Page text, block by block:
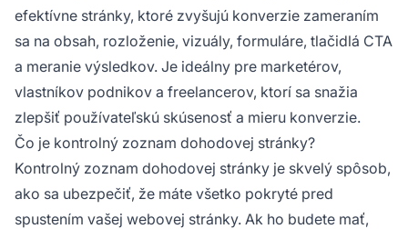
efektívne stránky, ktoré zvyšujú konverzie zameraním
sa na obsah, rozloženie, vizuály, formuláre, tlačidlá CTA
a meranie výsledkov. Je ideálny pre marketérov,
vlastníkov podnikov a freelancerov, ktorí sa snažia
zlepšiť používateľskú skúsenosť a mieru konverzie.
Čo je kontrolný zoznam dohodovej stránky?
Kontrolný zoznam dohodovej stránky je skvelý spôsob,
ako sa ubezpečiť, že máte všetko pokryté pred
spustením vašej webovej stránky. Ak ho budete mať,